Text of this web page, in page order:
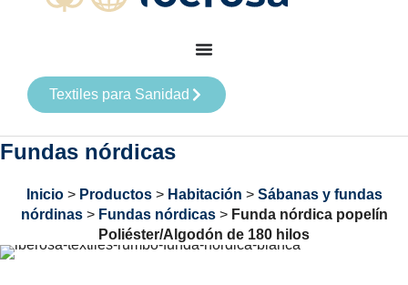
Textiles para Sanidad
Fundas nórdicas
Inicio> Productos> Habitación > Sábanas y fundas
nórdinas> Fundas nórdicas> Funda nórdica popelín
Poliéster/Algodón de 180 hilos